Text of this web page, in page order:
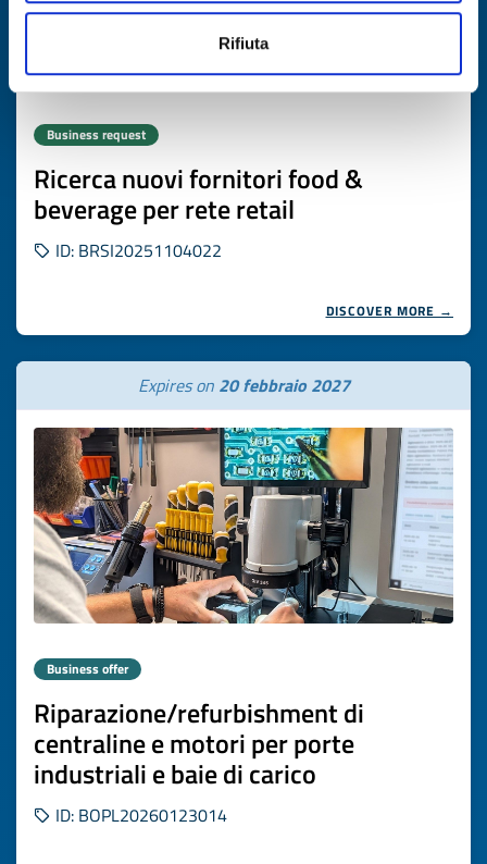
Rifiuta
Business request
Ricerca nuovi fornitori food &
beverage per rete retail
ID: BRSI20251104022
DISCOVER MORE →
Expires on 20 febbraio 2027
Business offer
Riparazione/refurbishment di
centraline e motori per porte
industriali e baie di carico
ID: BOPL20260123014